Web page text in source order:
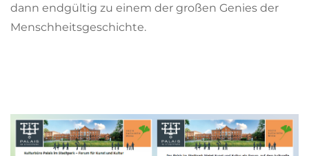
dann endgültig zu einem der großen Genies der
Menschheitsgeschichte.